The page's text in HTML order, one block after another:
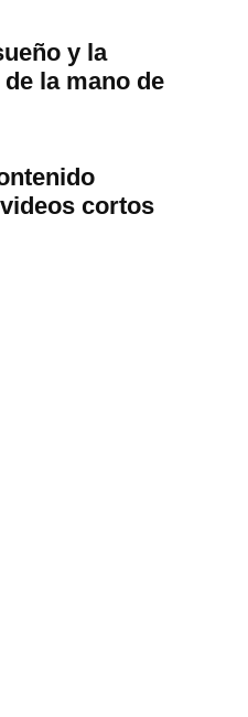
y la
la mano de
cortos